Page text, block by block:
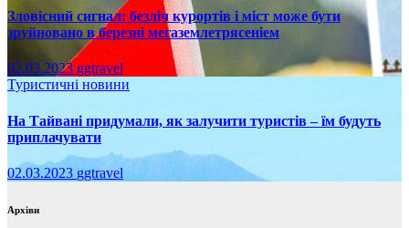
Зловісний сигнал: безліч курортів і міст може бути
зруйновано в березні мегаземлетрясеніем
02.03.2023 ggtravel
Туристичні новини
На Тайвані придумали, як залучити туристів – їм будуть
приплачувати
02.03.2023 ggtravel
Архіви